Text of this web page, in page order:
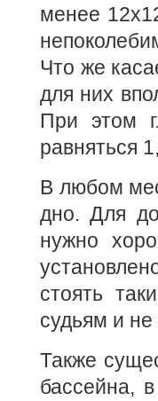
менее
Что же
для них
При этом
равняться
В любом
дно. Для
нужно
стоять
судьям и
Также
бассейна,